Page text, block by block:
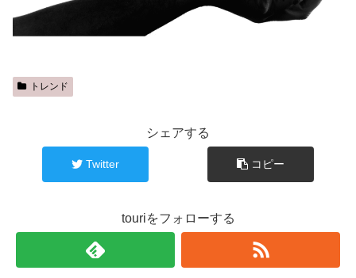
トレンド
シェアする
Twitter コピー
touriをフォローする